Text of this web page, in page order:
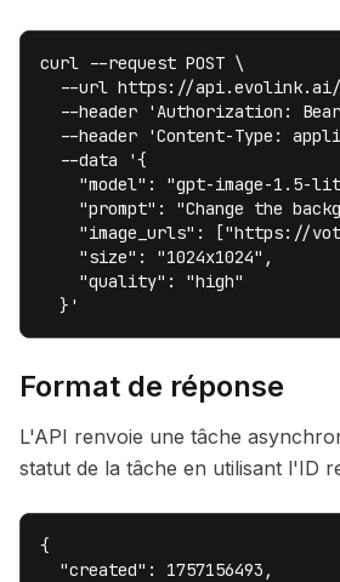
curl --request POST \
--url https://
--header 'Authorization:
--header 'Content-Type:
  --data '{
"model": "gpt-image-1.5-
"prompt": "Change the
"image_urls": ["https://
    "size": "1024x1024",
    "quality": "high"
  }'
Format de réponse
L'API renvoie une tâche
statut de la tâche en utilisant l'ID
{
  "created": 1757156493,